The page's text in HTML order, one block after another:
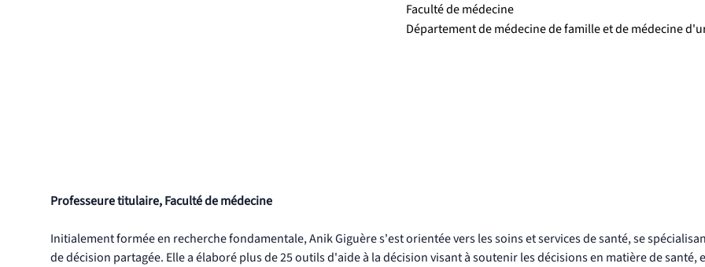
Faculté de médecine
Département de médecine de famille et de médecine
Professeure titulaire, Faculté de médecine
Initialement formée en recherche fondamentale, Anik Giguère s'est orientée vers les soins et services de santé, se
de décision partagée. Elle a élaboré plus de 25 outils d'aide à la décision visant à soutenir les décisions en matière de